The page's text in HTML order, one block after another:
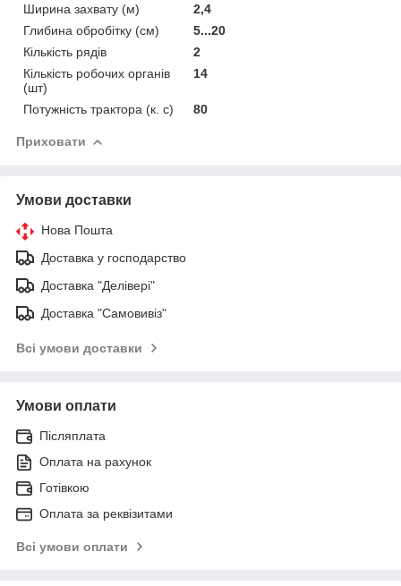
Ширина захвату (м)
2,4
Глибина обробітку (см)
5...20
Кількість рядів
2
Кількість робочих органів
(шт)
14
Потужність трактора (к. с) 80
Приховати
Умови доставки
Нова Пошта
Доставка у господарство
Доставка "Делівері"
Доставка "Самовивіз"
Всі умови доставки
Умови оплати
Післяплата
Оплата на рахунок
Готівкою
Оплата за реквізитами
Всі умови оплати